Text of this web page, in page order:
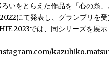
いをとらえた作品を「心の糸」
にて発表し、グランプリを受
2023では、同シリーズを展示